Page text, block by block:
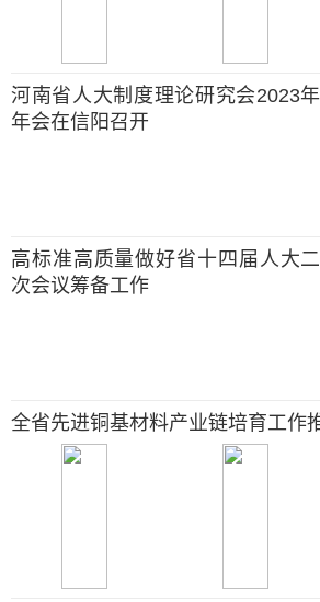
河南省人大制度理论研究会2023年
年会在信阳召开
高标准高质量做好省十四届人大二
次会议筹备工作
全省先进铜基材料产业链培育工作